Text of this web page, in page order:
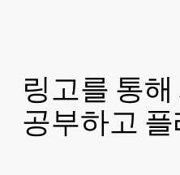
링고를 통
공부하고